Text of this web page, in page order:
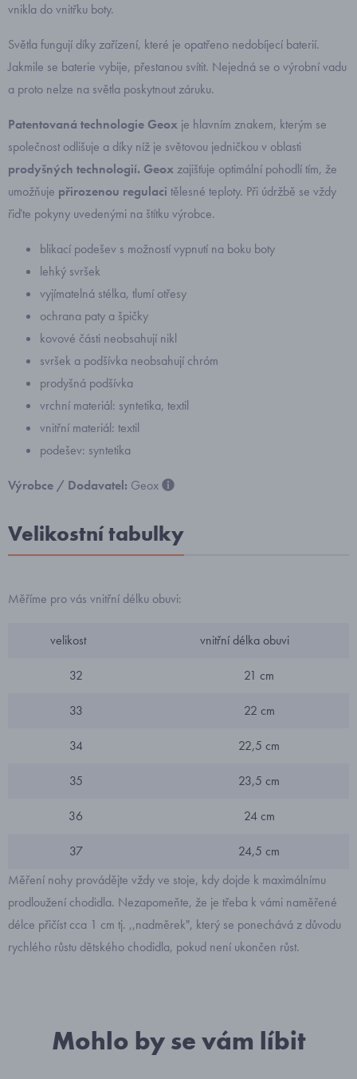
vnikla do vnitřku boty.
Světla fungují díky zařízení, které je opatřeno nedobíjecí baterií.
Jakmile se baterie vybije, přestanou svítit. Nejedná se o výrobní vadu
a proto nelze na světla poskytnout záruku.
Patentovaná technologie Geox je hlavním znakem, kterým se
společnost odlišuje a díky níž je světovou jedničkou v oblasti
prodyšných technologií. Geoxzajišťuje optimální pohodlí tím, že
umožňuje přirozenou regulaci tělesné teploty. Při údržbě se vždy
řiďte pokyny uvedenými na štítku výrobce.
blikací podešev s možností vypnutí na boku boty
lehký svršek
vyjímatelná stélka, tlumí otřesy
ochrana paty a špičky
kovové části neobsahují nikl
svršek a podšívka neobsahují chróm
prodyšná podšívka
vrchní materiál: syntetika, textil
vnitřní materiál: textil
podešev: syntetika
Výrobce / Dodavatel: Geox
Velikostní tabulky
Měříme pro vás vnitřní délku obuvi:
velikost vnitřní délka obuvi
32 21 cm
33 22 cm
34 22,5 cm
35 23,5 cm
36 24 cm
37
24,5 cm
Měření nohy provádějte vždy ve stoje, kdy dojde k maximálnímu
prodloužení chodidla. Nezapomeňte, že je třeba k vámi naměřené
délce přičíst cca 1 cm tj. ,,nadměrek", který se ponechává z důvodu
rychlého růstu dětského chodidla, pokud není ukončen růst.
Mohlo by se vám líbit